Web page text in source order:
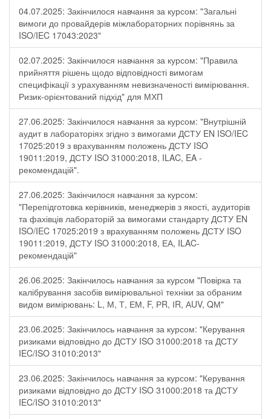
04.07.2025: Закінчилося навчання за курсом: "Загальні
вимоги до провайдерів міжлабораторних порівнянь за
ISO/IEC 17043:2023"
02.07.2025: Закінчилося навчання за курсом: "Правила
прийняття рішень щодо відповідності вимогам
специфікації з урахуванням невизначеності вимірювання.
Ризик-орієнтований підхід" для МХП
27.06.2025: Закінчилося навчання за курсом: "Внутрішній
аудит в лабораторіях згідно з вимогами ДСТУ EN ISO/IEC
17025:2019 з врахуванням положень ДСТУ ISO
19011:2019, ДСТУ ISO 31000:2018, ILAC, EA -
рекомендацій".
27.06.2025: Закінчилося навчання за курсом:
"Перепідготовка керівників, менеджерів з якості, аудиторів
та фахівців лабораторій за вимогами стандарту ДСТУ EN
ISO/IEC 17025:2019 з врахуванням положень ДСТУ ISO
19011:2019, ДСТУ ISO 31000:2018, ЕА, ILAC-
рекомендацій"
26.06.2025: Закінчилось навчання за курсом "Повірка та
калібрування засобів вимірювальної техніки за обраним
видом вимірювань: L, М, Т, ЕМ, F, РR, ІR, АUV, QМ"
23.06.2025: Закінчилось навчання за курсом: "Керування
ризиками відповідно до ДСТУ ISO 31000:2018 та ДСТУ
IEC/ISO 31010:2013"
23.06.2025: Закінчилось навчання за курсом: "Керування
ризиками відповідно до ДСТУ ISO 31000:2018 та ДСТУ
IEC/ISO 31010:2013"